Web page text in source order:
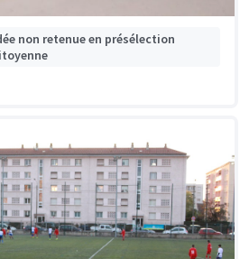
non retenue en présélection